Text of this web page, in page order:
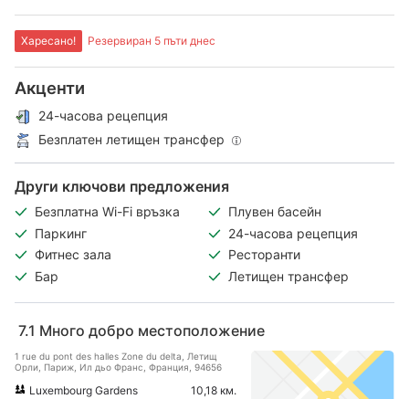
Харесано! Резервиран 5 пъти днес
Акценти
24-часова рецепция
Безплатен летищен трансфер
Други ключови предложения
Безплатна Wi-Fi връзка
Плувен басейн
Паркинг
24-часова рецепция
Фитнес зала
Ресторанти
Бар
Летищен трансфер
7.1 Много добро местоположение
1 rue du pont des halles Zone du delta, Летищ
Орли, Париж, Ил дьо Франс, Франция, 94656
Luxembourg Gardens
10,18 км.